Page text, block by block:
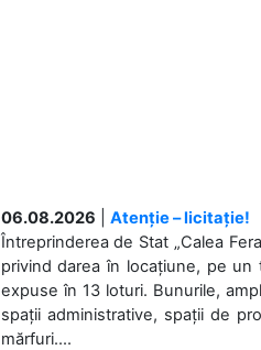
06.08.2026
Atenție – licitație!
Întreprinderea de Stat „Calea
privind darea în locațiune, pe
expuse în 13 loturi. Bunurile,
spații administrative, spații de
mărfuri....